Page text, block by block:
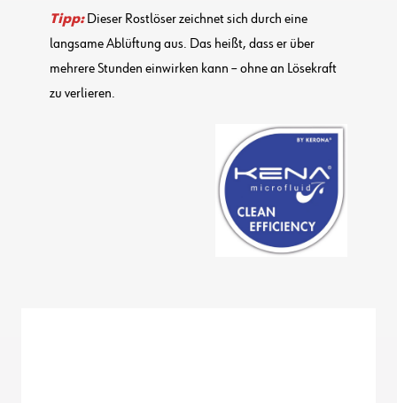
Tipp:Dieser Rostlöser zeichnet sich durch eine
langsame Ablüftung aus. Das heißt, dass er über
mehrere Stunden einwirken kann – ohne an Lösekraft
zu verlieren.